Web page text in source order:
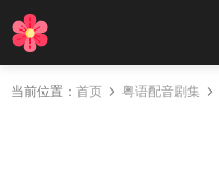
当前位置： 首页 粤语配音剧集